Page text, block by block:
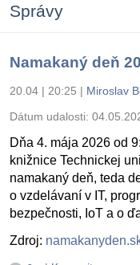
Správy
Namakaný deň
20.04 | 20:25 | Miroslav
Dátum udalosti:
Dňa 4. mája 2026 od
knižnice Technickej
namakaný deň, teda
o vzdelávaní v IT,
bezpečnosti, IoT a o
Zdroj: